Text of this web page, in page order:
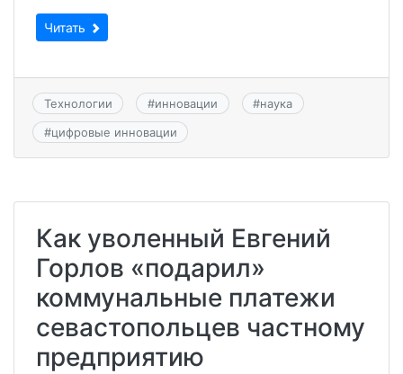
Читать
Технологии #инновации #наука
#цифровые инновации
Как уволенный Евгений
Горлов «подарил»
коммунальные платежи
севастопольцев частному
предприятию